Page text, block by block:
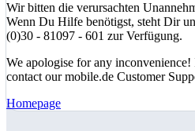
Wir bitten die verursachten
Wenn Du Hilfe benötigst, steht Dir
(0)30 - 81097 - 601 zur Verfügung.
We apologise for any inconvenience!
contact our mobile.de Customer
Homepage